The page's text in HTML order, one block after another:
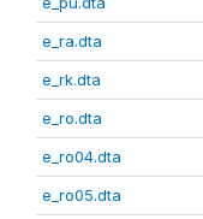
e_ra.dta
e_rk.dta
e_ro.dta
e_ro04.dta
e_ro05.dta